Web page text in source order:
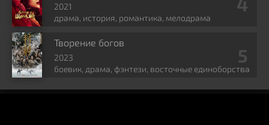
2021
драма, история, романтика, мелодрама
Творение богов
2023
боевик, драма, фэнтези, восточные единоборства